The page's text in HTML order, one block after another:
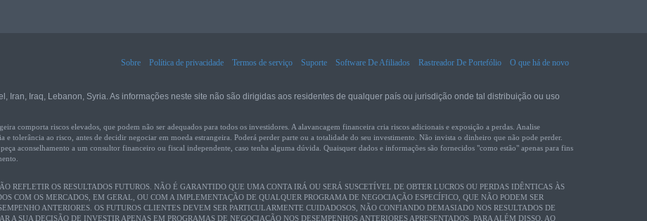
Sobre
Política de privacidade Termos de serviço Suporte Software De Afiliados Rastreador De Portefólio
O que há de novo
Iran, Iraq, Lebanon, Syria. As informações neste site não são dirigidas aos residentes de qualquer país ou jurisdição onde tal distribuição ou uso
comporta riscos elevados, que podem não ser adequados para todos os investidores. A alavancagem financeira cria riscos adicionais e exposição a perdas. Analise
e tolerância ao risco, antes de decidir negociar em moeda estrangeira. Poderá perder parte ou a totalidade do seu investimento. Não invista o dinheiro que não pode perder.
aconselhamento a um consultor financeiro ou fiscal independente, caso tenha alguma dúvida. Quaisquer dados e informações são fornecidos "como estão" apenas para fins
REFLETIR OS RESULTADOS FUTUROS. NÃO É GARANTIDO QUE UMA CONTA IRÁ OU SERÁ SUSCETÍVEL DE OBTER LUCROS OU PERDAS IDÊNTICAS ÀS
COM OS MERCADOS, EM GERAL, OU COM A IMPLEMENTAÇÃO DE QUALQUER PROGRAMA DE NEGOCIAÇÃO ESPECÍFICO, QUE NÃO PODEM SER
ANTERIORES. OS FUTUROS CLIENTES DEVEM SER PARTICULARMENTE CUIDADOSOS, NÃO CONFIANDO DEMASIADO NOS RESULTADOS DE
A SUA DECISÃO DE INVESTIR APENAS EM PROGRAMAS DE NEGOCIAÇÃO NOS DESEMPENHOS ANTERIORES APRESENTADOS. PARA ALÉM DISSO, AO